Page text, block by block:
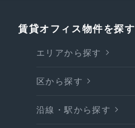
賃貸オフィス物件を探す
エリアから探す
区から探す
沿線・駅から探す